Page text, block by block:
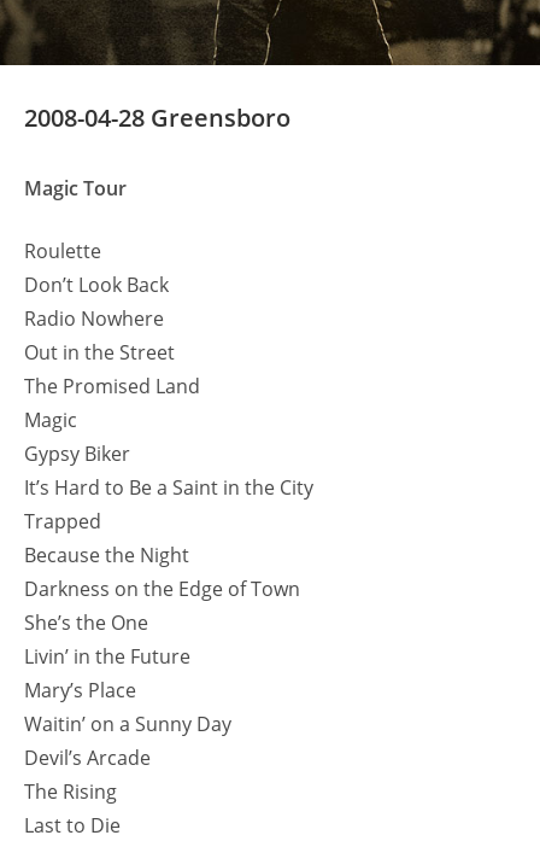
2008-04-28 Greensboro
Magic Tour
Roulette
Don’t Look Back
Radio Nowhere
Out in the Street
The Promised Land
Magic
Gypsy Biker
It’s Hard to Be a Saint in the City
Trapped
Because the Night
Darkness on the Edge of Town
She’s the One
Livin’ in the Future
Mary’s Place
Waitin’ on a Sunny Day
Devil’s Arcade
The Rising
Last to Die